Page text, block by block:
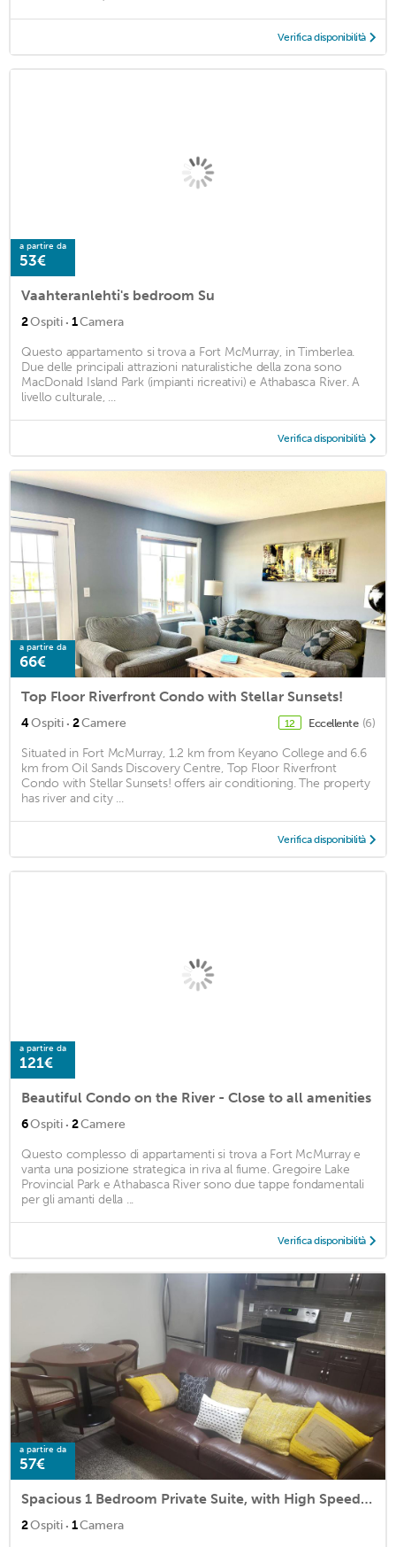
Verifica disponibilità
a partire da
53€
Vaahteranlehti's bedroom Su
2Ospiti · 1Camera
Questo appartamento si trova a Fort McMurray, in Timberlea.
Due delle principali attrazioni naturalistiche della zona sono
MacDonald Island Park (impianti ricreativi) e Athabasca River. A
livello culturale, ...
Verifica disponibilità
a partire da
66€
Top Floor Riverfront Condo with Stellar Sunsets!
4Ospiti · 2Camere 12 Eccellente (6)
Situated in Fort McMurray, 1.2 km from Keyano College and 6.6
km from Oil Sands Discovery Centre, Top Floor Riverfront
Condo with Stellar Sunsets! offers air conditioning. The property
has river and city ...
Verifica disponibilità
a partire da
121€
Beautiful Condo on the River - Close to all amenities
6Ospiti · 2Camere
Questo complesso di appartamenti si trova a Fort McMurray e
vanta una posizione strategica in riva al fiume. Gregoire Lake
Provincial Park e Athabasca River sono due tappe fondamentali
per gli amanti della ...
Verifica disponibilità
a partire da
57€
Spacious 1 Bedroom Private Suite, with High Speed Internet
2Ospiti · 1Camera